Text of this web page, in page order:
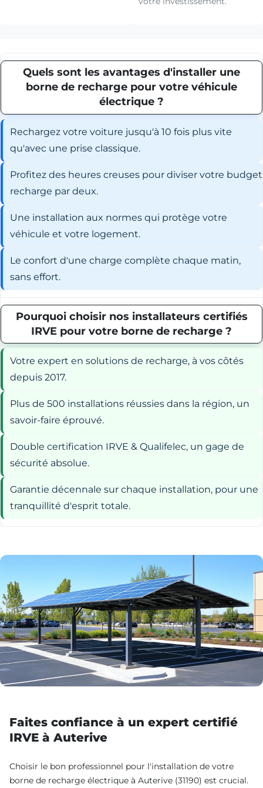
Quels sont les avantages d'installer une
borne de recharge pour votre véhicule
électrique ?
Rechargez votre voiture jusqu'à 10 fois plus vite
qu'avec une prise classique.
Profitez des heures creuses pour diviser votre budget
recharge par deux.
Une installation aux normes qui protège votre
véhicule et votre logement.
Le confort d'une charge complète chaque matin,
sans effort.
Pourquoi choisir nos installateurs certifiés
IRVE pour votre borne de recharge ?
Votre expert en solutions de recharge, à vos côtés
depuis 2017.
Plus de 500 installations réussies dans la région, un
savoir-faire éprouvé.
Double certification IRVE & Qualifelec, un gage de
sécurité absolue.
Garantie décennale sur chaque installation, pour une
tranquillité d'esprit totale.
Faites confiance à un expert certifié
IRVE à Auterive
Choisir le bon professionnel pour l'installation de votre
borne de recharge électrique à Auterive (31190) est crucial.